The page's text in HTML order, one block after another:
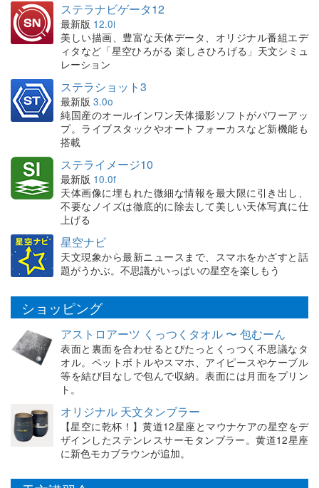
ステラナビゲータ12
最新版 12.0i
美しい描画、豊富な天体データ、オリジナル番組エデ
ィタなど「星空ひろがる 楽しさひろげる」天文シミュ
レーション
ステラショット3
最新版 3.0o
純国産のオールインワン天体撮影ソフトがパワーアッ
プ。ライブスタックやオートフォーカスなど新機能も
搭載
ステライメージ10
最新版 10.0f
天体画像に埋もれた微細な情報を最大限に引き出し、
不要なノイズは徹底的に除去して美しい天体写真に仕
上げる
星空ナビ
天文現象から最新ニュースまで、スマホをかざすと話
題がうかぶ。不思議がいっぱいの星空を楽しもう
ショッピング
アストロアーツ くっつくタオル 〜 包むーん
表面と裏面を合わせるとぴたっとくっつく不思議なタ
オル。ペットボトルやスマホ、アイピースやケーブル
等を結び目なしで包んで収納。表面には月面をプリン
ト。
オリジナル 天文タンブラー
【星空に乾杯！】黄道12星座とマウナケアの星空をデ
ザインしたステンレスサーモタンブラー。黄道12星座
に新色モカブラウンが追加。